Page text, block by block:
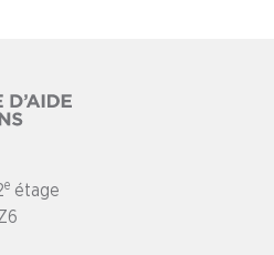
e étage